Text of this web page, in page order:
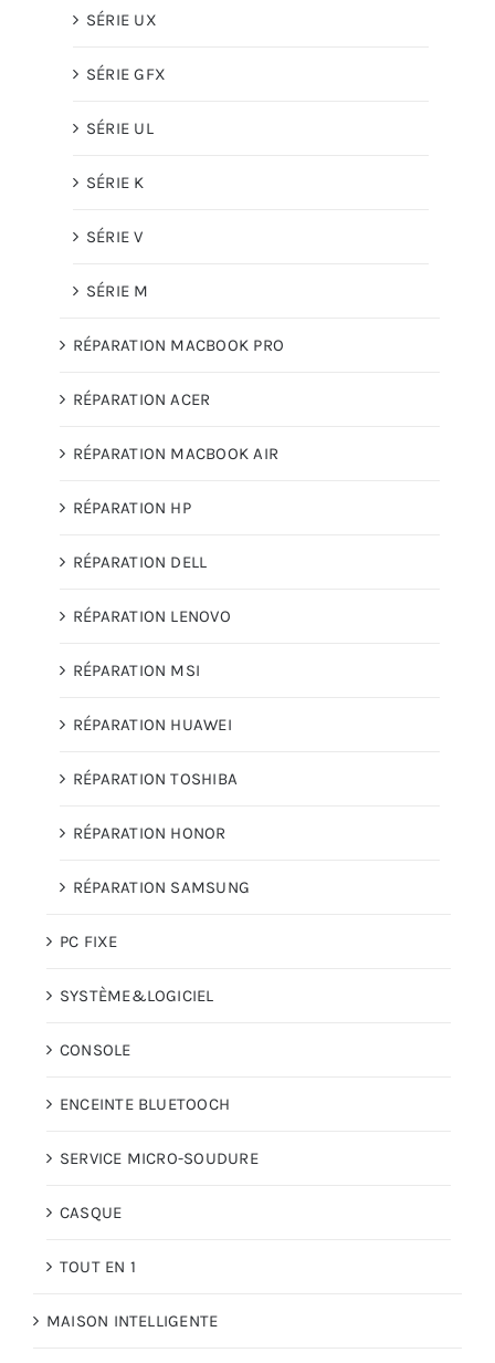
SÉRIE UX
SÉRIE GFX
SÉRIE UL
SÉRIE K
SÉRIE V
SÉRIE M
RÉPARATION MACBOOK PRO
RÉPARATION ACER
RÉPARATION MACBOOK AIR
RÉPARATION HP
RÉPARATION DELL
RÉPARATION LENOVO
RÉPARATION MSI
RÉPARATION HUAWEI
RÉPARATION TOSHIBA
RÉPARATION HONOR
RÉPARATION SAMSUNG
PC FIXE
SYSTÈME&LOGICIEL
CONSOLE
ENCEINTE BLUETOOCH
SERVICE MICRO-SOUDURE
CASQUE
TOUT EN 1
MAISON INTELLIGENTE